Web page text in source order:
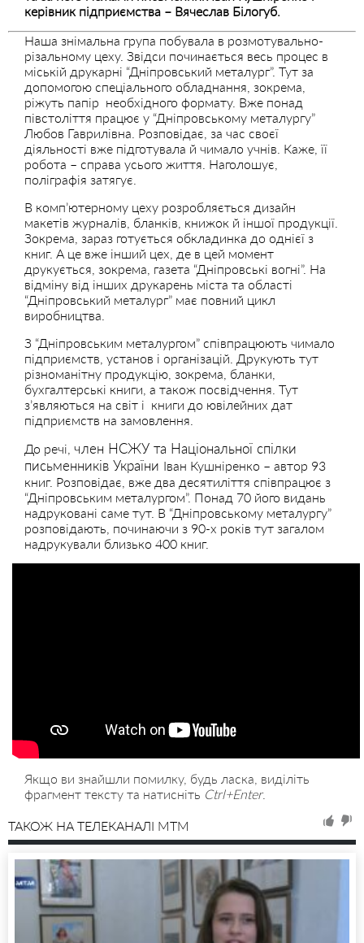
керівник підприємства – Вячеслав Білогуб.
Наша знімальна група побувала в розмотувально-
різальному цеху. Звідси починається весь процес в
міській друкарні “Дніпровський металург”. Тут за
допомогою спеціального обладнання, зокрема,
ріжуть папір необхідного формату. Вже понад
півстоліття працює у “Дніпровському металургу”
Любов Гаврилівна. Розповідає, за час своєї
діяльності вже підготувала й чимало учнів. Каже, її
робота – справа усього життя. Наголошує,
поліграфія затягує.
В комп’ютерному цеху розробляється дизайн
макетів журналів, бланків, книжок й іншої продукції.
Зокрема, зараз готується обкладинка до однієї з
книг. А це вже інший цех, де в цей момент
друкується, зокрема, газета “Дніпровські вогні”. На
відміну від інших друкарень міста та області
“Дніпровський металург” має повний цикл
виробництва.
З “Дніпровським металургом” співпрацюють чимало
підприємств, установ і організацій. Друкують тут
різноманітну продукцію, зокрема, бланки,
бухгалтерські книги, а також посвідчення. Тут
з’являються на світ і книги до ювілейних дат
підприємств на замовлення.
До речі, член НСЖУ та Національної спілки
письменників України Іван Кушніренко – автор 93
книг. Розповідає, вже два десятиліття співпрацює з
“Дніпровським металургом”. Понад 70 його видань
надруковані саме тут. В “Дніпровському металургу”
розповідають, починаючи з 90-х років тут загалом
надрукували близько 400 книг.
Якщо ви знайшли помилку, будь ласка, виділіть
фрагмент тексту та натисніть Ctrl+Enter.
ТАКОЖ НА ТЕЛЕКАНАЛІ MTM